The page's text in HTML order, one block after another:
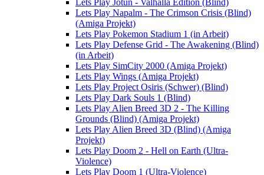
Lets Play Jotun - Valhalla Edition (Blind)
Lets Play Napalm - The Crimson Crisis (Blind)
(Amiga Projekt)
Lets Play Pokemon Stadium 1 (in Arbeit)
Lets Play Defense Grid - The Awakening (Blind)
(in Arbeit)
Lets Play SimCity 2000 (Amiga Projekt)
Lets Play Wings (Amiga Projekt)
Lets Play Project Osiris (Schwer) (Blind)
Lets Play Dark Souls 1 (Blind)
Lets Play Alien Breed 3D 2 - The Killing
Grounds (Blind) (Amiga Projekt)
Lets Play Alien Breed 3D (Blind) (Amiga
Projekt)
Lets Play Doom 2 - Hell on Earth (Ultra-
Violence)
Lets Play Doom 1 (Ultra-Violence)